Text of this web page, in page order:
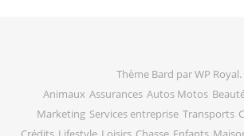
Thème Bard parWP Royal.
Animaux Assurances Autos Motos
Marketing Services entreprise Transports